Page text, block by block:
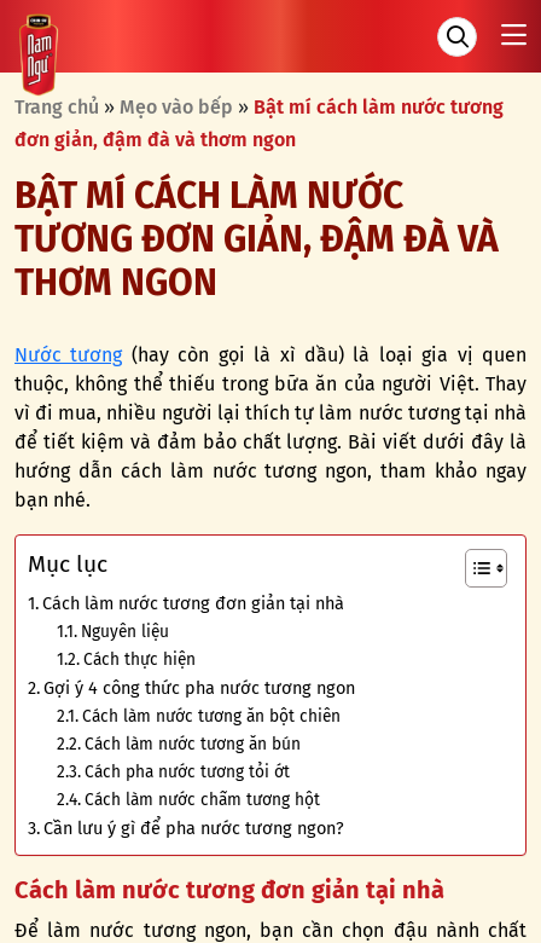
Trang chủ » Mẹo vào bếp » Bật mí cách làm nước tương
đơn giản, đậm đà và thơm ngon
BẬT MÍ CÁCH LÀM NƯỚC
TƯƠNG ĐƠN GIẢN, ĐẬM ĐÀ VÀ
THƠM NGON
Nước tương(hay còn gọi là xì dầu) là loại gia vị quen
thuộc, không thể thiếu trong bữa ăn của người Việt. Thay
vì đi mua, nhiều người lại thích tự làm nước tương tại nhà
để tiết kiệm và đảm bảo chất lượng. Bài viết dưới đây là
hướng dẫn cách làm nước tương ngon, tham khảo ngay
bạn nhé.
Mục lục
Cách làm nước tương đơn giản tại nhà
Nguyên liệu
Cách thực hiện
Gợi ý 4 công thức pha nước tương ngon
Cách làm nước tương ăn bột chiên
Cách làm nước tương ăn bún
Cách pha nước tương tỏi ớt
Cách làm nước chấm tương hột
Cần lưu ý gì để pha nước tương ngon?
Cách làm nước tương đơn giản tại nhà
Để làm nước tương ngon, bạn cần chọn đậu nành chất